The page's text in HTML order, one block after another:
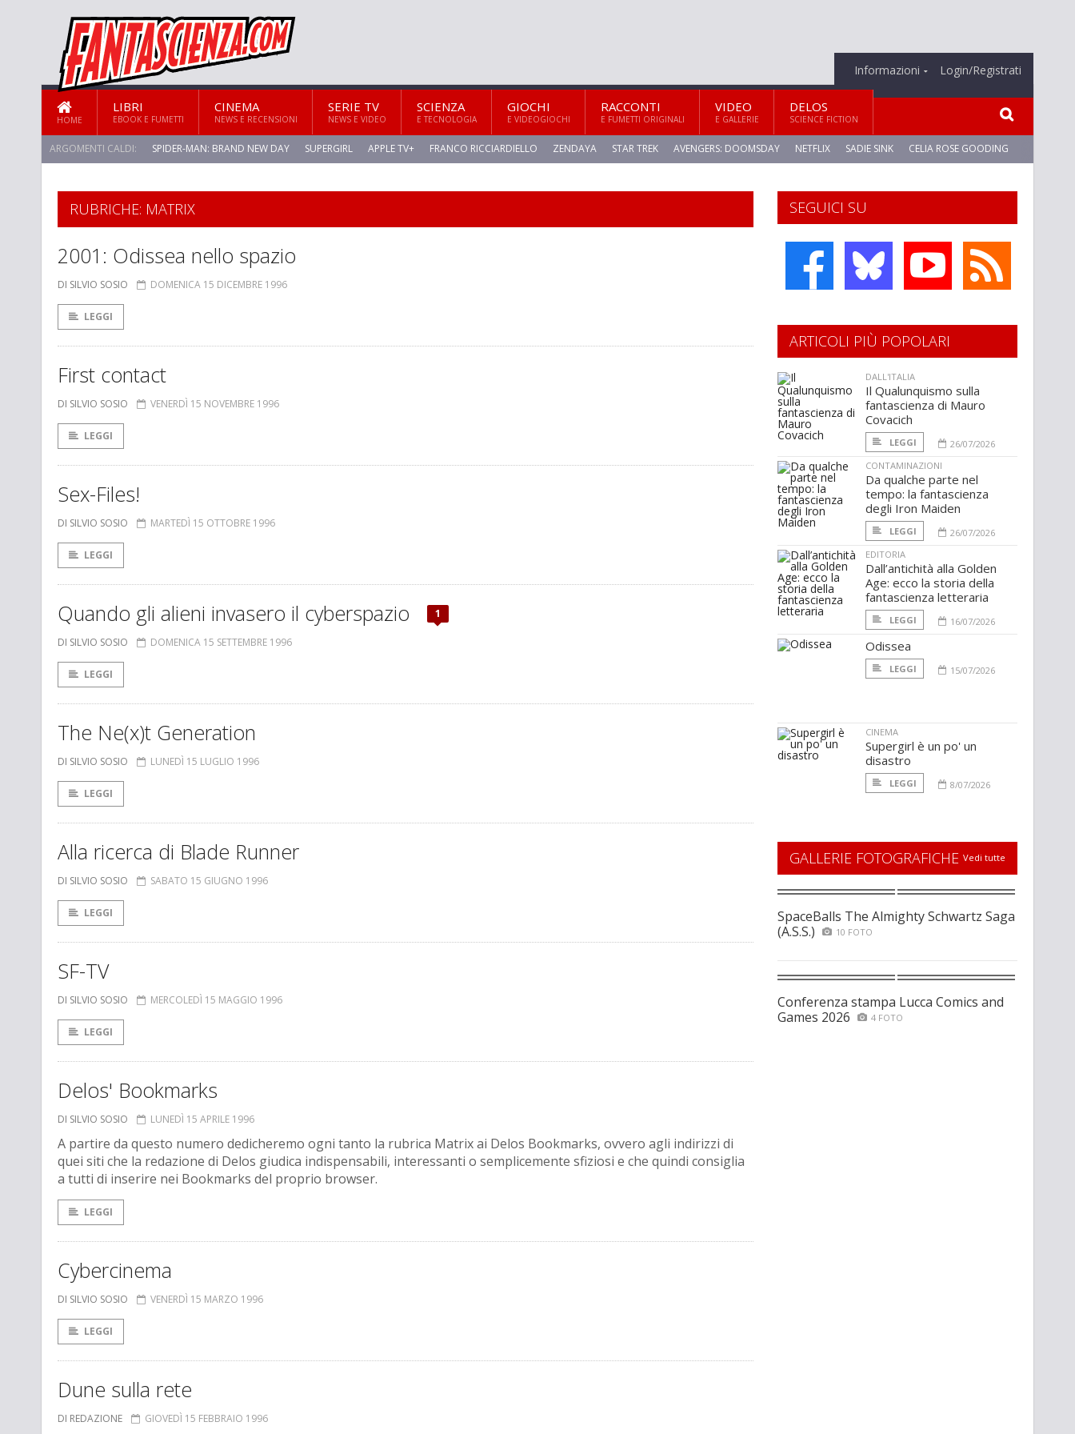
Informazioni Login/Registrati
HOME
LIBRI
EBOOK E FUMETTI
CINEMA
NEWS E RECENSIONI
SERIE TV
NEWS E VIDEO
SCIENZA
E TECNOLOGIA
GIOCHI
E VIDEOGIOCHI
RACCONTI
E FUMETTI ORIGINALI
VIDEO
E GALLERIE
DELOS
SCIENCE FICTION
ARGOMENTI CALDI: SPIDER-MAN: BRAND NEW DAY SUPERGIRL APPLE TV+ FRANCO RICCIARDIELLO ZENDAYA STAR TREK AVENGERS: DOOMSDAY NETFLIX SADIE SINK CELIA ROSE GOODING
RUBRICHE: MATRIX
2001: Odissea nello spazio
DI SILVIO SOSIO DOMENICA 15 DICEMBRE 1996
LEGGI
First contact
DI SILVIO SOSIO VENERDÌ 15 NOVEMBRE 1996
LEGGI
Sex-Files!
DI SILVIO SOSIO MARTEDÌ 15 OTTOBRE 1996
LEGGI
Quando gli alieni invasero il cyberspazio 1
DI SILVIO SOSIO DOMENICA 15 SETTEMBRE 1996
LEGGI
The Ne(x)t Generation
DI SILVIO SOSIO LUNEDÌ 15 LUGLIO 1996
LEGGI
Alla ricerca di Blade Runner
DI SILVIO SOSIO SABATO 15 GIUGNO 1996
LEGGI
SF-TV
DI SILVIO SOSIO MERCOLEDÌ 15 MAGGIO 1996
LEGGI
Delos' Bookmarks
DI SILVIO SOSIO LUNEDÌ 15 APRILE 1996
A partire da questo numero dedicheremo ogni tanto la rubrica Matrix ai Delos Bookmarks, ovvero agli indirizzi di
quei siti che la redazione di Delos giudica indispensabili, interessanti o semplicemente sfiziosi e che quindi consiglia
a tutti di inserire nei Bookmarks del proprio browser.
LEGGI
Cybercinema
DI SILVIO SOSIO VENERDÌ 15 MARZO 1996
LEGGI
Dune sulla rete
DI REDAZIONE GIOVEDÌ 15 FEBBRAIO 1996
SEGUICI SU
ARTICOLI PIÙ POPOLARI
DALL'ITALIA
Il Qualunquismo sulla
fantascienza di Mauro
Covacich
LEGGI
26/07/2026
CONTAMINAZIONI
Da qualche parte nel
tempo: la fantascienza
degli Iron Maiden
LEGGI
26/07/2026
EDITORIA
Dall’antichità alla Golden
Age: ecco la storia della
fantascienza letteraria
LEGGI 16/07/2026
Odissea
LEGGI 15/07/2026
CINEMA
Supergirl è un po' un
disastro
LEGGI 8/07/2026
GALLERIE FOTOGRAFICHE Vedi tutte
SpaceBalls The Almighty Schwartz Saga
(A.S.S.)
10 FOTO
Conferenza stampa Lucca Comics and
Games 2026
4 FOTO